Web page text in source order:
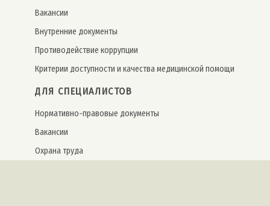
Вакансии
Внутренние документы
Противодействие коррупции
Критерии доступности и качества медицинской помощи
ДЛЯ СПЕЦИАЛИСТОВ
Нормативно-правовые документы
Вакансии
Охрана труда